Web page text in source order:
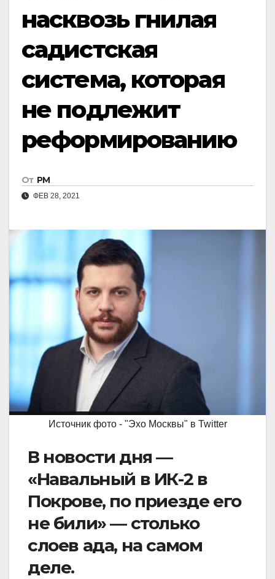
насквозь гнилая
садистская
система, которая
не подлежит
реформированию
От РМ
ФЕВ 28, 2021
Источник фото - "Эхо Москвы" в Twitter
В новости дня —
«Навальный в ИК-2 в
Покрове, по приезде его
не били» — столько
слоев ада, на самом
деле.